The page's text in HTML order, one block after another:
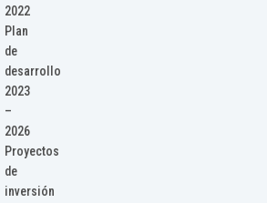
2022
Plan
de
desarrollo
2023
–
2026
Proyectos
de
inversión